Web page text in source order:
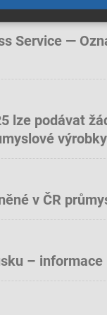
Service —
lze podávat
výrobky
v ČR
–